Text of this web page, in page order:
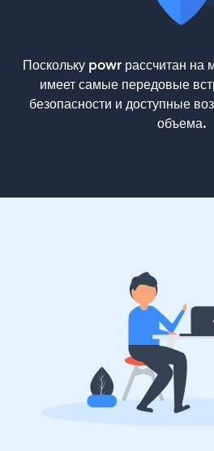
Поскольку powr рассчитан на
имеет самые передовые
безопасности и доступные
объема.